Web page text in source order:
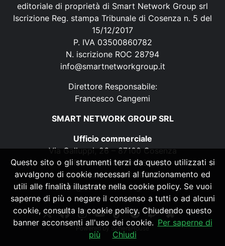
editoriale di proprietà di Smart Network Group srl
Iscrizione Reg. stampa Tribunale di Cosenza n. 5 del
15/12/2017
P. IVA 03500860782
N. iscrizione ROC 28794
info@smartnetworkgroup.it
Direttore Responsabile:
Francesco Cangemi
SMART NETWORK GROUP SRL
Ufficio commerciale
Via Galluppi, 26 – 87100 Cosenza
P. IVA 03500860782
N. iscrizione ROC 28794
info@smartnetworkgroup.it
Powered by SpheraHouse
Questo sito o gli strumenti terzi da questo utilizzati si
avvalgono di cookie necessari al funzionamento ed
utili alle finalità illustrate nella cookie policy. Se vuoi
saperne di più o negare il consenso a tutti o ad alcuni
cookie, consulta la cookie policy. Chiudendo questo
banner acconsenti all'uso dei cookie. Per saperne di
più
Chiudi